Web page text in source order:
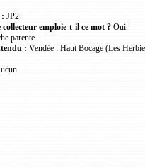
JP2
collecteur emploie-t-il ce mot ?Oui
parente
: Vendée : Haut Bocage (Les